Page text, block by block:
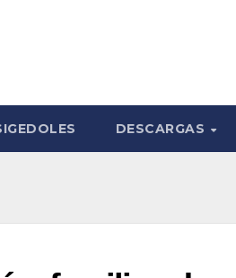
DESCARGAS